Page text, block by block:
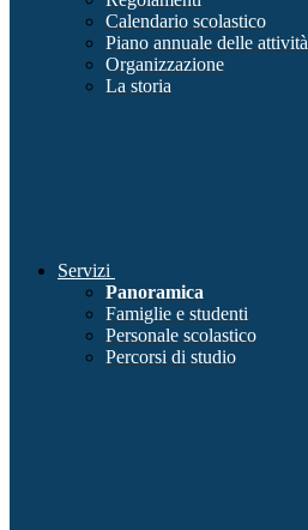
Calendario scolastico
Piano annuale delle attività
Organizzazione
La storia
Servizi
Panoramica
Famiglie e studenti
Personale scolastico
Percorsi di studio